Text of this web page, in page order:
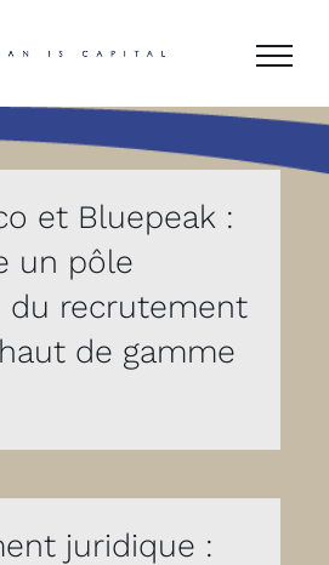
et Bluepeak :
un pôle
du recrutement
de gamme
juridique :